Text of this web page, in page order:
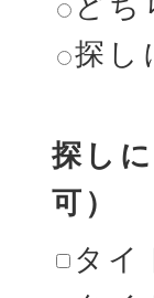
探し
探し
可）
タイ